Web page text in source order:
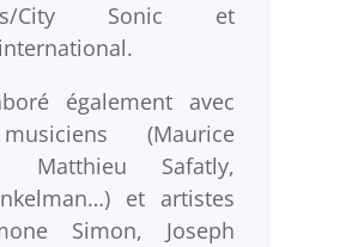
City Sonic et
également avec
(Maurice
Matthieu Safatly,
et artistes
Simon, Joseph